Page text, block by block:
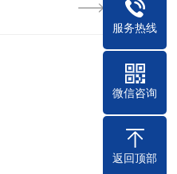
服务热线
微信咨询
返回顶部